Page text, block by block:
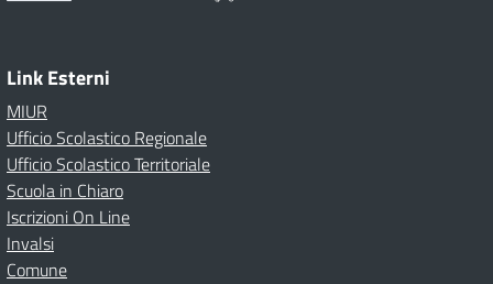
Link Esterni
MIUR
Ufficio Scolastico Regionale
Ufficio Scolastico Territoriale
Scuola in Chiaro
Iscrizioni On Line
Invalsi
Comune